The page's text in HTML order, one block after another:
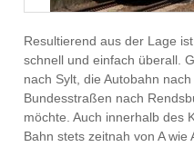
Resultierend aus der Lage
schnell und einfach überall.
nach Sylt, die Autobahn
Bundesstraßen nach
möchte. Auch innerhalb des
Bahn stets zeitnah von A wie